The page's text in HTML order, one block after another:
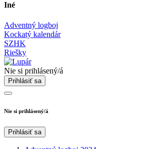
Iné
Adventný logboj
Kockatý kalendár
SZHK
Riešky
Nie si prihlásený/á
Prihlásiť sa
Nie si prihlásený/á
Prihlásiť sa